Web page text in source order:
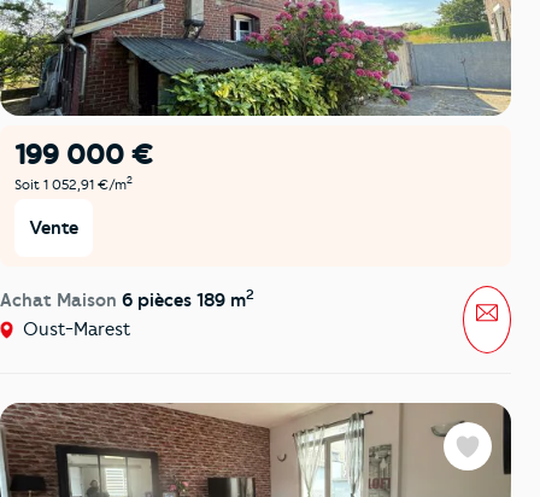
199 000 €
Soit 1 052,91 €/m2
Vente
Achat Maison 6 pièces 189 m2
Oust-Marest
Favoris